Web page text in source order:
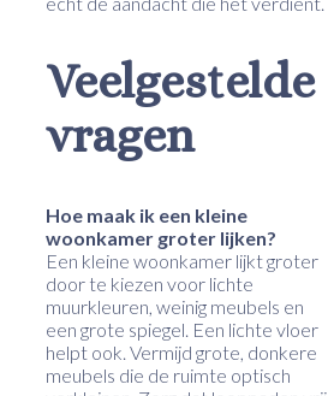
Veelgestelde
vragen
Hoe maak ik een kleine
woonkamer groter lijken?
Een kleine woonkamer lijkt groter
door te kiezen voor lichte
muurkleuren, weinig meubels en
een grote spiegel. Een lichte vloer
helpt ook. Vermijd grote, donkere
meubels die de ruimte optisch